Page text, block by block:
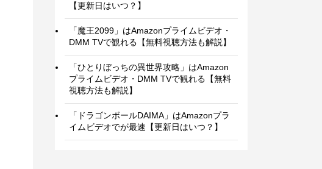
【更新日はいつ？】
「魔王2099」はAmazonプライムビデオ・
DMM TVで観れる【無料視聴方法も解説】
「ひとりぼっちの異世界攻略」はAmazon
プライムビデオ・DMM TVで観れる【無料
視聴方法も解説】
「ドラゴンボールDAIMA」はAmazonプラ
イムビデオでが最速【更新日はいつ？】